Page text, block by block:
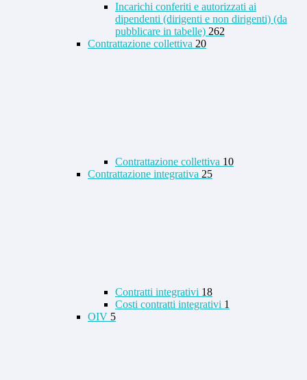
Incarichi conferiti e autorizzati ai
dipendenti (dirigenti e non dirigenti) (da
pubblicare in tabelle) 262
Contrattazione collettiva 20
Contrattazione collettiva 10
Contrattazione integrativa 25
Contratti integrativi 18
Costi contratti integrativi 1
OIV 5